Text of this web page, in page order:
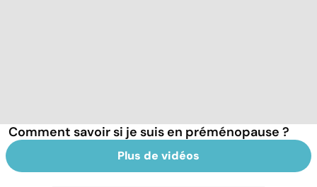
Comment savoir si je suis en préménopause ?
Plus de vidéos